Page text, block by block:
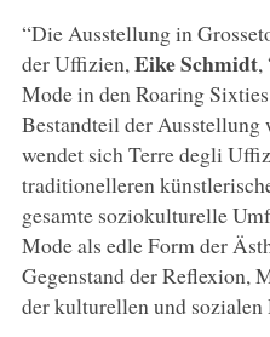
“Die Ausstellung in
der Uffizien, Eike Schmidt,
Mode in den Roaring
Bestandteil der
wendet sich Terre degli
traditionelleren
gesamte soziokulturelle
Mode als edle Form der
Gegenstand der Reflexion,
der kulturellen und sozialen